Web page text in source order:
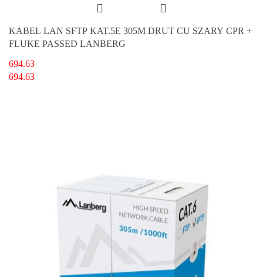
KABEL LAN SFTP KAT.5E 305M DRUT CU SZARY CPR +
FLUKE PASSED LANBERG
694.63
694.63